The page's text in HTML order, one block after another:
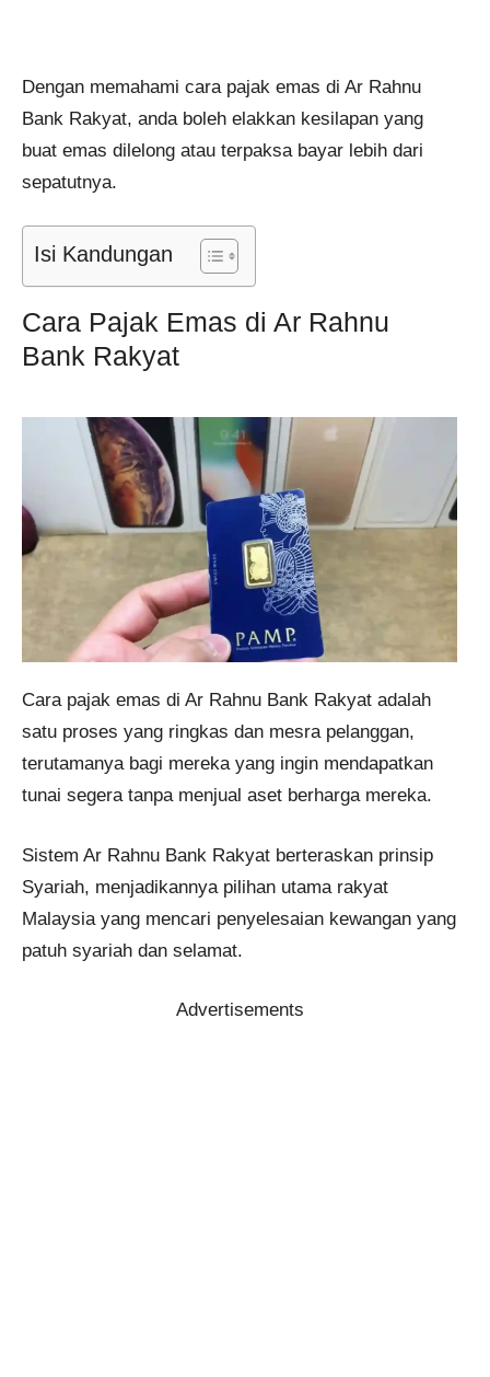
Dengan memahami cara pajak emas di Ar Rahnu
Bank Rakyat, anda boleh elakkan kesilapan yang
buat emas dilelong atau terpaksa bayar lebih dari
sepatutnya.
Isi Kandungan
Cara Pajak Emas di Ar Rahnu
Bank Rakyat
Cara pajak emas di Ar Rahnu Bank Rakyat adalah
satu proses yang ringkas dan mesra pelanggan,
terutamanya bagi mereka yang ingin mendapatkan
tunai segera tanpa menjual aset berharga mereka.
Sistem Ar Rahnu Bank Rakyat berteraskan prinsip
Syariah, menjadikannya pilihan utama rakyat
Malaysia yang mencari penyelesaian kewangan yang
patuh syariah dan selamat.
Advertisements